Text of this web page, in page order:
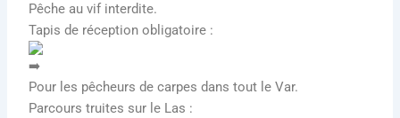
Pêche au vif interdite.
Tapis de réception obligatoire :
Pour les pêcheurs de carpes dans tout le Var.
Parcours truites sur le Las :